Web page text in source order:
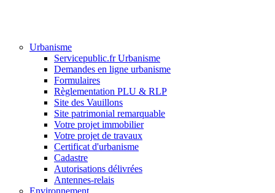
Urbanisme
Servicepublic.fr Urbanisme
Demandes en ligne urbanisme
Formulaires
Règlementation PLU & RLP
Site des Vauillons
Site patrimonial remarquable
Votre projet immobilier
Votre projet de travaux
Certificat d'urbanisme
Cadastre
Autorisations délivrées
Antennes-relais
Environnement